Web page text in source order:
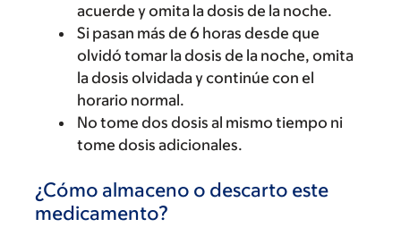
acuerde y omita la dosis de la noche.
Si pasan más de 6 horas desde que
olvidó tomar la dosis de la noche, omita
la dosis olvidada y continúe con el
horario normal.
No tome dos dosis al mismo tiempo ni
tome dosis adicionales.
¿Cómo almaceno o descarto este
medicamento?